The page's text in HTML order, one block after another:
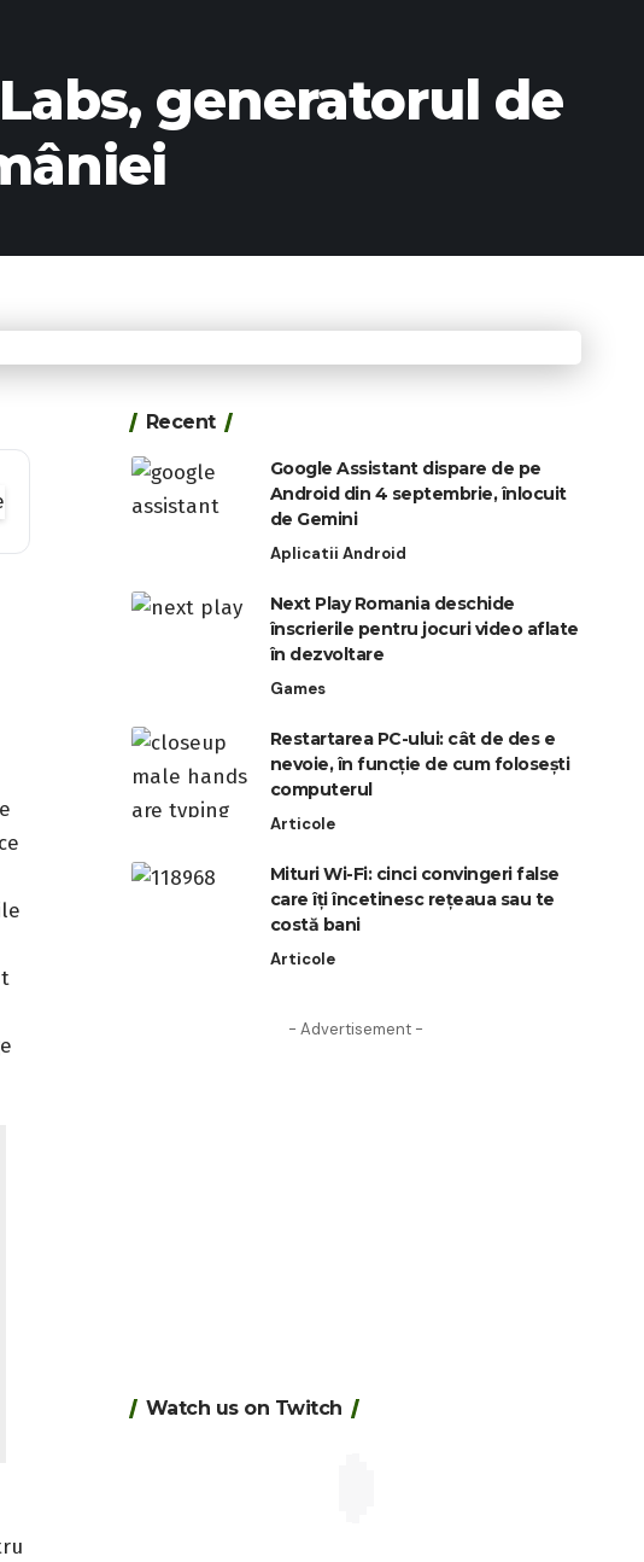
generatorul de
Recent
Google Assistant dispare de pe
Android din 4 septembrie, înlocuit
de Gemini
Aplicatii Android
Next Play Romania deschide
înscrierile pentru jocuri video aflate
în dezvoltare
Games
Restartarea PC-ului: cât de des e
nevoie, în funcție de cum folosești
computerul
Articole
Mituri Wi-Fi: cinci convingeri false
care îți încetinesc rețeaua sau te
costă bani
Articole
- Advertisement -
Watch us on Twitch